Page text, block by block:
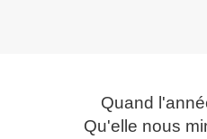
Quand
Qu'elle nous